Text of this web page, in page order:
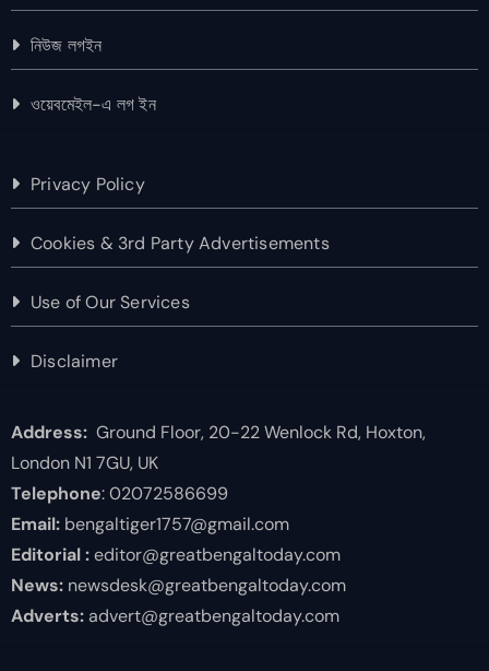
নিউজ লগইন
ওয়েবমেইল-এ লগ ইন
Privacy Policy
Cookies & 3rd Party Advertisements
Use of Our Services
Disclaimer
Address:Ground Floor, 20-22 Wenlock Rd, Hoxton,
London N1 7GU, UK
Telephone: 02072586699
Email:bengaltiger1757@gmail.com
Editorial :editor@greatbengaltoday.com
News:newsdesk@greatbengaltoday.com
Adverts:advert@greatbengaltoday.com